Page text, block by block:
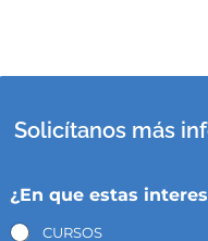
Solicítanos más
¿En que estas
CURSOS